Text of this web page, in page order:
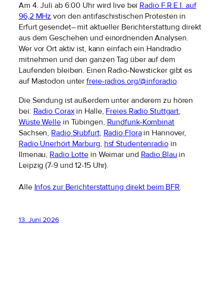
Am 4. Juli ab 6:00 Uhr wird live bei Radio F.R.E.I. auf
96,2 MHz von den antifaschistischen Protesten in
Erfurt gesendet– mit aktueller Berichterstattung direkt
aus dem Geschehen und einordnenden Analysen.
Wer vor Ort aktiv ist, kann einfach ein Handradio
mitnehmen und den ganzen Tag über auf dem
Laufenden bleiben. Einen Radio-Newsticker gibt es
auf Mastodon unterfreie-radios.org/@inforadio.
Die Sendung ist außerdem unter anderem zu hören
bei: Radio Coraxin Halle, Freies Radio Stuttgart,
Wüste Wellein Tübingen, Rundfunk-Kombinat
Sachsen, Radio Słubfurt, Radio Florain Hannover,
Radio Unerhört Marburg, hsf Studentenradioin
Ilmenau, Radio Lotte in Weimar und Radio Blau in
Leipzig (7-9 und 12-15 Uhr).
Alle Infos zur Berichterstattung direkt beim BFR.
13. Juni 2026